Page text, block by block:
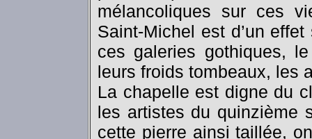
mélancoliques sur ces
Saint-Michel est d’un
ces galeries gothiques,
leurs froids tombeaux, les
La chapelle est digne du
les artistes du quinzième
cette pierre ainsi taillée,